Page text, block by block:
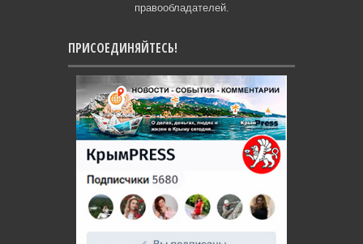
правообладателей.
ПРИСОЕДИНЯЙТЕСЬ!